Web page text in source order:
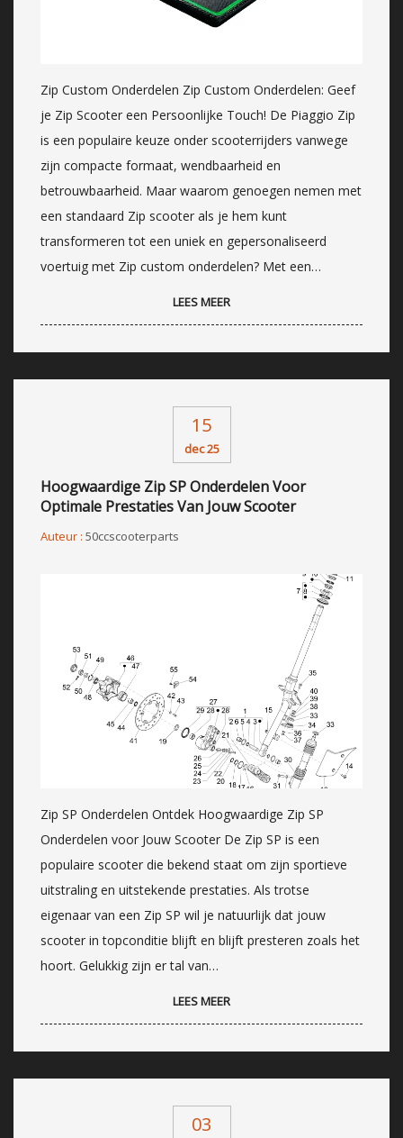
Zip Custom Onderdelen Zip Custom Onderdelen: Geef
je Zip Scooter een Persoonlijke Touch! De Piaggio Zip
is een populaire keuze onder scooterrijders vanwege
zijn compacte formaat, wendbaarheid en
betrouwbaarheid. Maar waarom genoegen nemen met
een standaard Zip scooter als je hem kunt
transformeren tot een uniek en gepersonaliseerd
voertuig met Zip custom onderdelen? Met een…
LEES MEER
15
dec 25
Hoogwaardige Zip SP Onderdelen Voor
Optimale Prestaties Van Jouw Scooter
Auteur : 50ccscooterparts
Zip SP Onderdelen Ontdek Hoogwaardige Zip SP
Onderdelen voor Jouw Scooter De Zip SP is een
populaire scooter die bekend staat om zijn sportieve
uitstraling en uitstekende prestaties. Als trotse
eigenaar van een Zip SP wil je natuurlijk dat jouw
scooter in topconditie blijft en blijft presteren zoals het
hoort. Gelukkig zijn er tal van…
LEES MEER
03